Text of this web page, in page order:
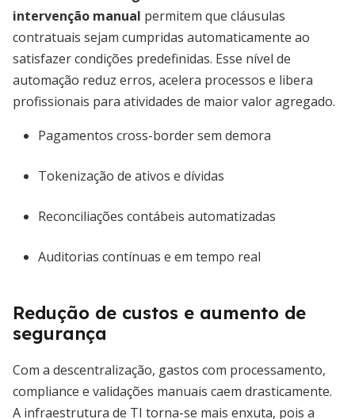
intervenção manual permitem que cláusulas
contratuais sejam cumpridas automaticamente ao
satisfazer condições predefinidas. Esse nível de
automação reduz erros, acelera processos e libera
profissionais para atividades de maior valor agregado.
Pagamentos cross-border sem demora
Tokenização de ativos e dívidas
Reconciliações contábeis automatizadas
Auditorias contínuas e em tempo real
Redução de custos e aumento de
segurança
Com a descentralização, gastos com processamento,
compliance e validações manuais caem drasticamente.
A infraestrutura de TI torna-se mais enxuta, pois a